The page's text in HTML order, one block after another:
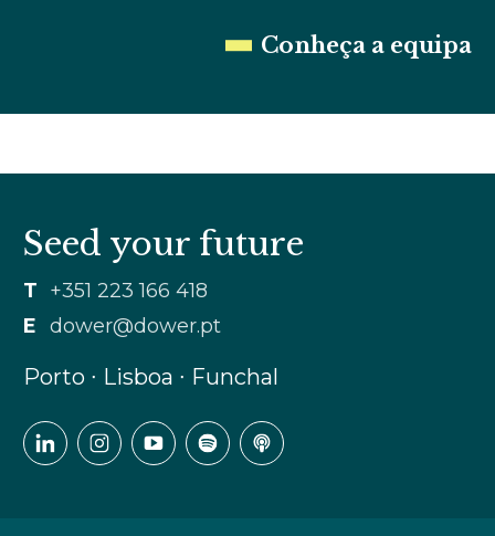
Conheça a equipa
Seed your future
T +351 223 166 418
E
dower@dower.pt
Porto ∙ Lisboa ∙ Funchal